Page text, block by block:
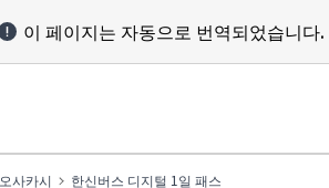
이 페이지는 자동으로 번역되었습니다.
오사카시 한신버스 디지털 1일 패스